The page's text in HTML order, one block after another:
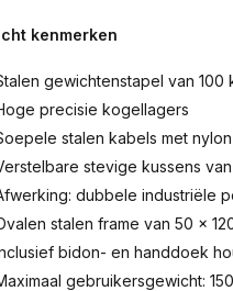
kenmerken
gewichtenstapel van
precisie kogellagers
stalen kabels met
stevige kussens
dubbele industriële
stalen frame van 50 x
bidon- en handdoek
gebruikersgewicht: